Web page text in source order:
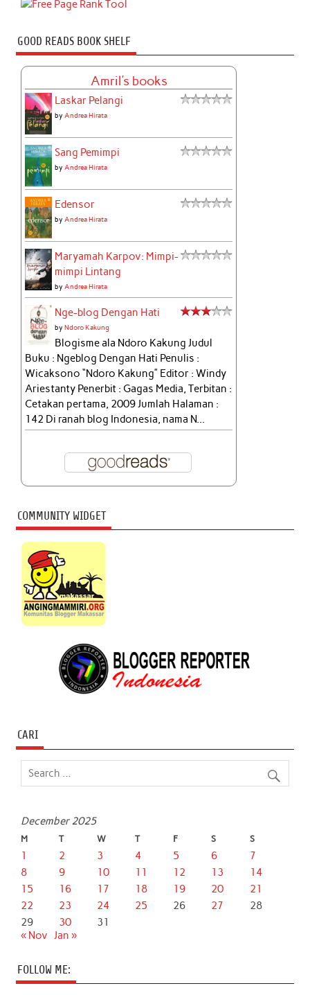
GOOD READS BOOK SHELF
Amril's books
Laskar Pelangi
byAndrea Hirata
Sang Pemimpi
byAndrea Hirata
Edensor
byAndrea Hirata
Maryamah Karpov: Mimpi-
mimpi Lintang
byAndrea Hirata
Nge-blog Dengan Hati
byNdoro Kakung
Blogisme ala Ndoro Kakung Judul
Buku : Ngeblog Dengan Hati Penulis :
Wicaksono “Ndoro Kakung” Editor : Windy
Ariestanty Penerbit : Gagas Media, Terbitan :
Cetakan pertama, 2009 Jumlah Halaman :
142 Di ranah blog Indonesia, nama N...
COMMUNITY WIDGET
CARI
December 2025
M T W T F S S
1 2 3 4 5 6
7
8
9 10 11 12 13
14
15
16 17 18 19 20
21
22
23 24 25 26 27
28
29
30
31
« Nov
Jan »
FOLLOW ME: